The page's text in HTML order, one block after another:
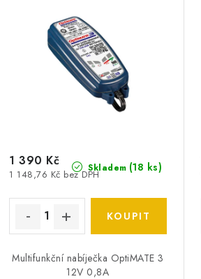
Skladem (18 ks)
1 148,76 Kč bez DPH
1 390 Kč
Multifunkční nabíječka OptiMATE 3
12V 0,8A